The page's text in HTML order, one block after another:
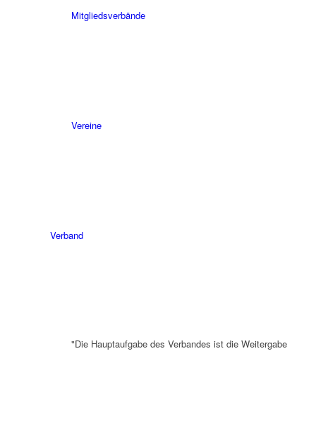
Mitgliedsverbände
Vereine
Verband
"Die Hauptaufgabe des Verbandes ist die Weitergabe